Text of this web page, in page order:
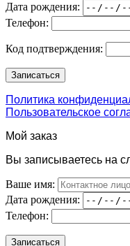
Дата рождения:
Телефон:
Код подтверждения:
Политика
Пользовательское
Мой заказ
Вы записываетесь на
Ваше имя:
Дата рождения:
Телефон: